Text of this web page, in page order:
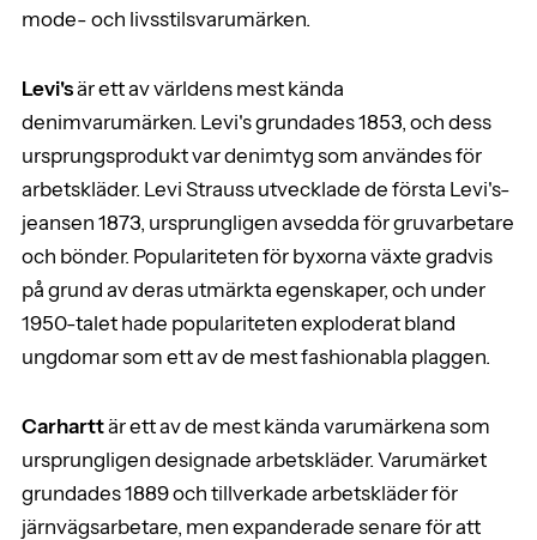
mode- och livsstilsvarumärken.
Levi'sär ett av världens mest kända
denimvarumärken. Levi's grundades 1853, och dess
ursprungsprodukt var denimtyg som användes för
arbetskläder. Levi Strauss utvecklade de första Levi's-
jeansen 1873, ursprungligen avsedda för gruvarbetare
och bönder. Populariteten för byxorna växte gradvis
på grund av deras utmärkta egenskaper, och under
1950-talet hade populariteten exploderat bland
ungdomar som ett av de mest fashionabla plaggen.
Carharttär ett av de mest kända varumärkena som
ursprungligen designade arbetskläder. Varumärket
grundades 1889 och tillverkade arbetskläder för
järnvägsarbetare, men expanderade senare för att